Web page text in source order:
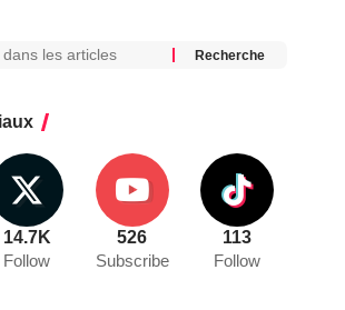
14.7K
Follow
526
Subscribe
113
Follow